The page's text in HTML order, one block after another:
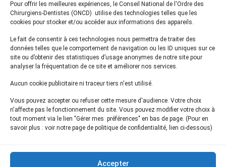
Pour offrir les meilleures expériences, le Conseil National de l'Ordre des
Chirurgiens-Dentistes (ONCD) utilise des technologies telles que les
cookies pour stocker et/ou accéder aux informations des appareils.
Le fait de consentir à ces technologies nous permettra de traiter des
données telles que le comportement de navigation ou les ID uniques sur ce
site ou d’obtenir des statistiques d’usage anonymes de notre site pour
analyser la fréquentation de ce site et améliorer nos services.
Aucun cookie publicitaire ni traceur tiers n'est utilisé.
Vous pouvez accepter ou refuser cette mesure d'audience. Votre choix
n'affecte pas le fonctionnement du site. Vous pouvez modifier votre choix à
tout moment via le lien "Gérer mes préférences" en bas de page. (Pour en
savoir plus : voir notre page de politique de confidentialité, lien ci-dessous)
Accepter
courrier@oncd.org
Actualités
Presse
Informations légales
Plan du site
Inscrivez-vous à notrenewsletter